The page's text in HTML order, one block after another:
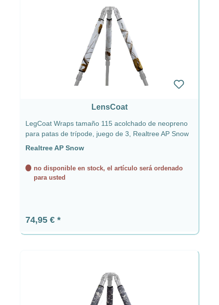
LensCoat
LegCoat Wraps tamaño 115 acolchado de neopreno
para patas de trípode, juego de 3, Realtree AP Snow
Realtree AP Snow
no disponible en stock, el artículo será ordenado
para usted
Precio normal:
74,95 €